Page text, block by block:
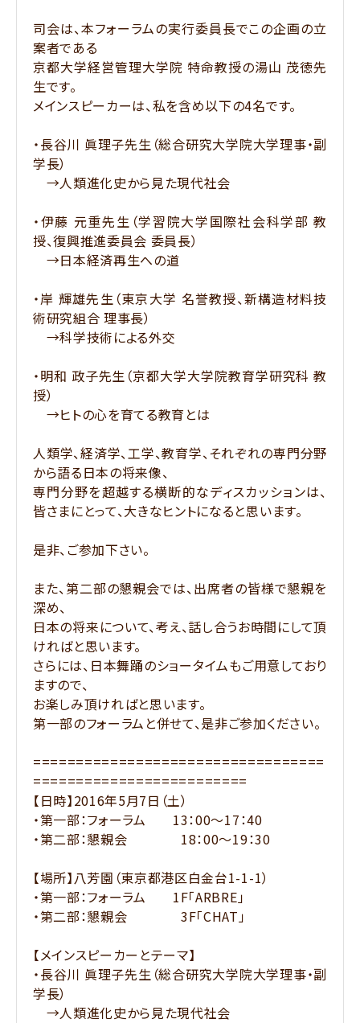
司会は、本フォーラムの実行委員長でこの企画の立
案者である
京都大学経営管理大学院 特命教授の湯山 茂徳先
生です。
メインスピーカーは、私を含め以下の4名です。
・長谷川 眞理子先生（総合研究大学院大学理事・副
学長）
→人類進化史から見た現代社会
・伊藤 元重先生（学習院大学国際社会科学部 教
授、復興推進委員会 委員長）
→日本経済再生への道
・岸 輝雄先生（東京大学 名誉教授、新構造材料技
術研究組合 理事長）
→科学技術による外交
・明和 政子先生（京都大学大学院教育学研究科 教
授）
→ヒトの心を育てる教育とは
人類学、経済学、工学、教育学、それぞれの専門分野
から語る日本の将来像、
専門分野を超越する横断的なディスカッションは、
皆さまにとって、大きなヒントになると思います。
是非、ご参加下さい。
また、第二部の懇親会では、出席者の皆様で懇親を
深め、
日本の将来について、考え、話し合うお時間にして頂
ければと思います。
さらには、日本舞踊のショータイムもご用意しており
ますので、
お楽しみ頂ければと思います。
第一部のフォーラムと併せて、是非ご参加ください。
==================================
=========================
【日時】2016年5月7日（土）
・第一部：フォーラム 13：00～17：40
・第二部：懇親会 18：00～19：30
【場所】八芳園（東京都港区白金台1-1-1）
・第一部：フォーラム 1F「ARBRE」
・第二部：懇親会 3F「CHAT」
【メインスピーカーとテーマ】
・長谷川 眞理子先生（総合研究大学院大学理事・副
学長）
→人類進化史から見た現代社会